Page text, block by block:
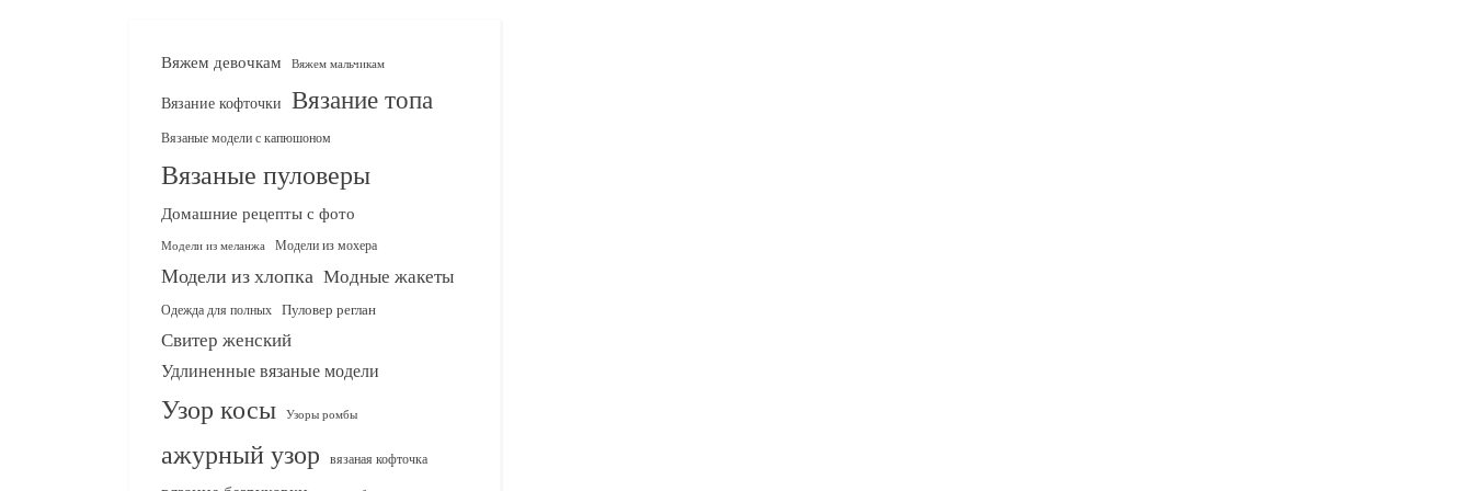
Вяжем девочкам Вяжем мальчикам
Вязание кофточки Вязание топа
Вязаные модели с капюшоном
Вязаные пуловеры
Домашние рецепты с фото
Модели из меланжа Модели из мохера
Модели из хлопка Модные жакеты
Одежда для полных Пуловер реглан
Свитер женский
Удлиненные вязаные модели
Узор косы Узоры ромбы
ажурный узор вязаная кофточка